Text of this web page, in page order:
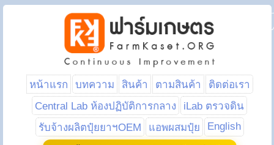
หน้าแรก บทความ สินค้า ตามสินค้า
ติดต่อเรา
Central Lab ห้องปฏิบัติการกลาง
iLab ตรวจดิน
รับจ้างผลิตปุ๋ยยาฯOEM
แอพผสมปุ๋ย English